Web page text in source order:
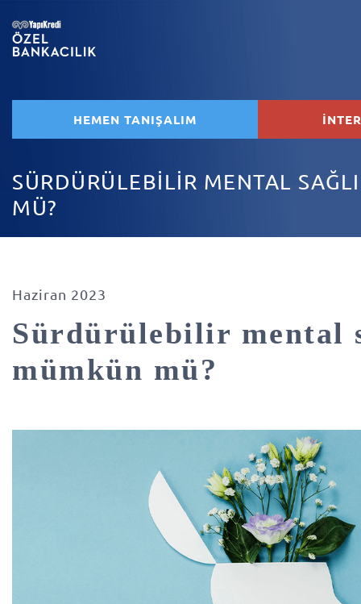
HEMEN TANIŞALIM
SÜRDÜRÜLEBİLİR MENTAL
MÜ?
Haziran 2023
Sürdürülebilir mental
mümkün mü?